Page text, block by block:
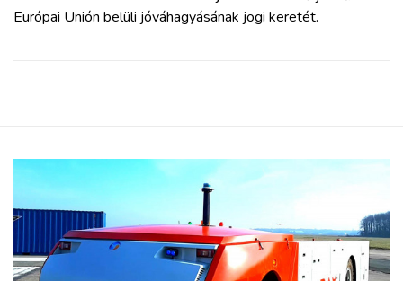
Európai Unión belüli jóváhagyásának jogi keretét.